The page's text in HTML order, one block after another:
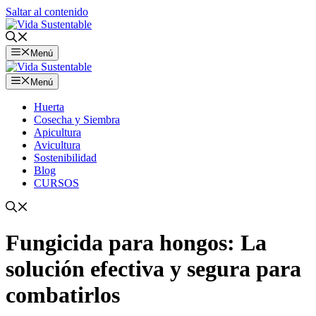
Saltar al contenido
Menú
Menú
Huerta
Cosecha y Siembra
Apicultura
Avicultura
Sostenibilidad
Blog
CURSOS
Fungicida para hongos: La
solución efectiva y segura para
combatirlos